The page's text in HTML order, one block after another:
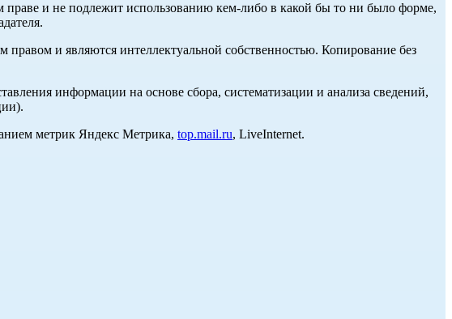
праве и не подлежит использованию кем-либо в какой бы то ни было форме,
правом и являются интеллектуальной собственностью. Копирование без
информации на основе сбора, систематизации и анализа сведений,
метрик Яндекс Метрика, top.mail.ru, LiveInternet.